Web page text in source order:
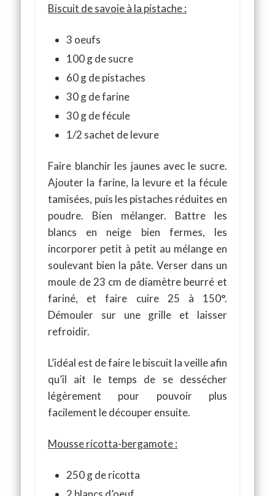
Biscuit de savoie à la pistache :
3 oeufs
100 g de sucre
60 g de pistaches
30 g de farine
30 g de fécule
1/2 sachet de levure
Faire blanchir les jaunes avec le sucre.
Ajouter la farine, la levure et la fécule
tamisées, puis les pistaches réduites en
poudre. Bien mélanger. Battre les
blancs en neige bien fermes, les
incorporer petit à petit au mélange en
soulevant bien la pâte. Verser dans un
moule de 23 cm de diamètre beurré et
fariné, et faire cuire 25 à 150°.
Démouler sur une grille et laisser
refroidir.
L’idéal est de faire le biscuit la veille afin
qu’il ait le temps de se dessécher
légèrement pour pouvoir plus
facilement le découper ensuite.
Mousse ricotta-bergamote :
250 g de ricotta